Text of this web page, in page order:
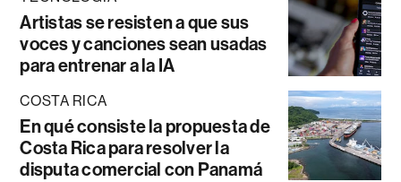
Artistas se resisten a que sus
voces y canciones sean usadas
para entrenar a la IA
COSTA RICA
En qué consiste la propuesta de
Costa Rica para resolver la
disputa comercial con Panamá